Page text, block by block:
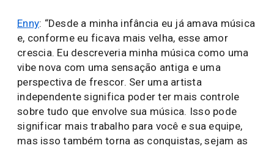
Enny: “Desde a minha infância eu já amava música
e, conforme eu ficava mais velha, esse amor
crescia. Eu descreveria minha música como uma
vibe nova com uma sensação antiga e uma
perspectiva de frescor. Ser uma artista
independente significa poder ter mais controle
sobre tudo que envolve sua música. Isso pode
significar mais trabalho para você e sua equipe,
mas isso também torna as conquistas, sejam as